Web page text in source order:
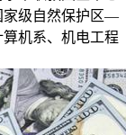
家级自然保护区—
机系、机电工程